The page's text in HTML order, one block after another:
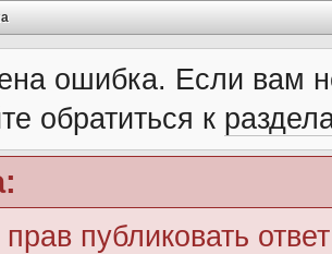
ошибка. Если вам
обратиться к
публиковать